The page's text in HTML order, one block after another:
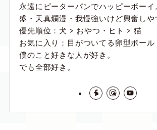
永遠にピーターパンでハッピーボーイ
盛・天真爛漫・我慢強いけど興奮しや
優先順位：犬 > おやつ・ヒト > 猫
お気に入り：目がついてる卵型ボール
僕のこと好きな人が好き。
でも全部好き。